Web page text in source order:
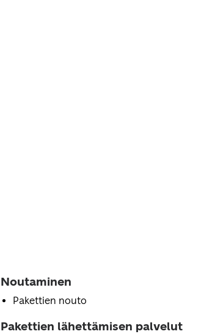
Noutaminen
Pakettien nouto
Pakettien lähettämisen palvelut